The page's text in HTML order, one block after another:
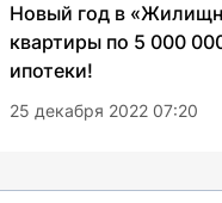
Новый год в
квартиры по 5 000
ипотеки!
25 декабря 2022 07:20